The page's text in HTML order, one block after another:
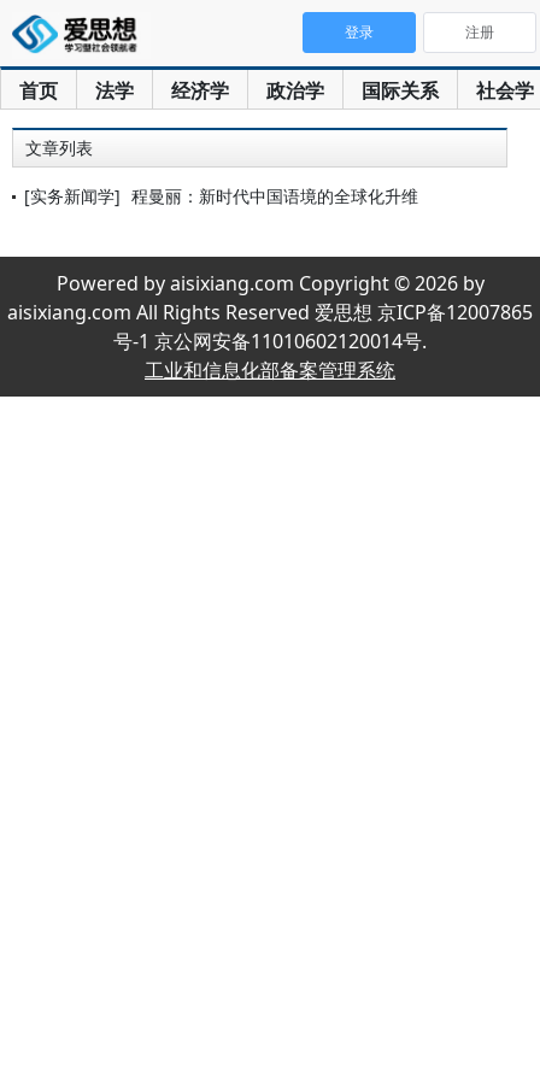
首页 法学 经济学 政治学 国际关系 社会学
登录 注册
文章列表
[实务新闻学] 程曼丽：新时代中国语境的全球化升维
Powered by aisixiang.com Copyright © 2026 by
aisixiang.com All Rights Reserved 爱思想 京ICP备12007865
号-1 京公网安备11010602120014号.
工业和信息化部备案管理系统